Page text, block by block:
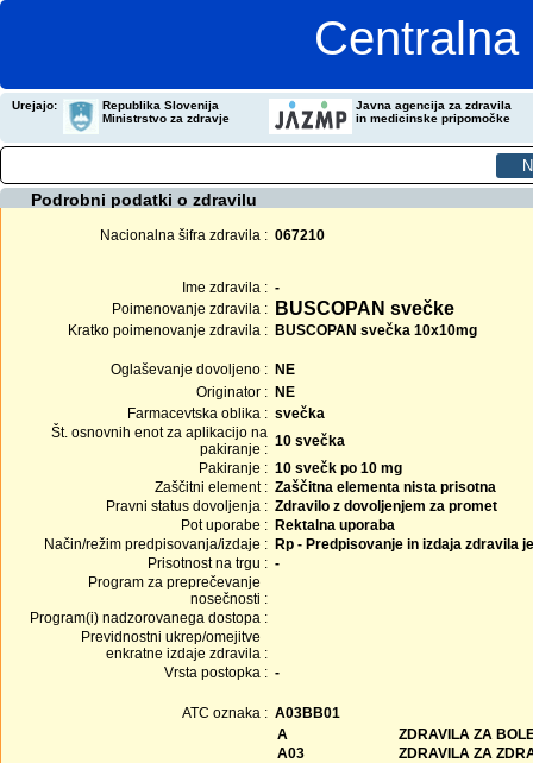
Urejajo:
Republika Slovenija
Ministrstvo za zdravje
Javna agencija za zdravila
in medicinske pripomočke
Podrobni podatki o zdravilu
Nacionalna šifra zdravila : 067210
Ime zdravila : -
Poimenovanje zdravila :
BUSCOPAN svečke
Kratko poimenovanje zdravila : BUSCOPAN svečka 10x10mg
Oglaševanje dovoljeno : NE
Originator : NE
Farmacevtska oblika : svečka
Št. osnovnih enot za aplikacijo na
pakiranje : 10 svečka
Pakiranje : 10 svečk po 10 mg
Zaščitni element : Zaščitna elementa nista prisotna
Pravni status dovoljenja : Zdravilo z dovoljenjem za promet
Pot uporabe : Rektalna uporaba
Način/režim predpisovanja/izdaje : Rp - Predpisovanje in izdaja zdravila
Prisotnost na trgu : -
Program za preprečevanje
nosečnosti :
Program(i) nadzorovanega dostopa :
Previdnostni ukrep/omejitve
enkratne izdaje zdravila :
Vrsta postopka : -
ATC oznaka : A03BB01
A
ZDRAVILA ZA
A03
ZDRAVILA ZA